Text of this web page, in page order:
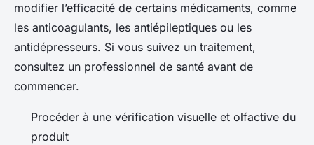
modifier l’efficacité de certains médicaments, comme
les anticoagulants, les antiépileptiques ou les
antidépresseurs. Si vous suivez un traitement,
consultez un professionnel de santé avant de
commencer.
Procéder à une vérification visuelle et olfactive du
produit